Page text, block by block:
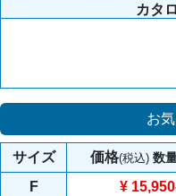
カタ
お
サイズ 価格(税込) 数
F ¥ 15,950